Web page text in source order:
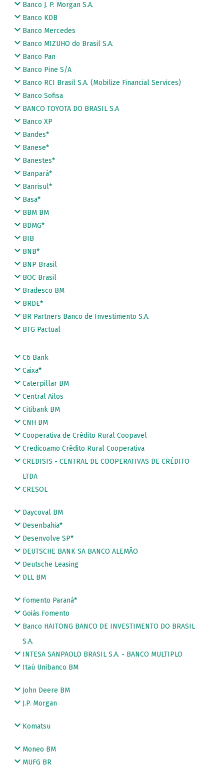
Banco J. P. Morgan S.A.
Banco KDB
Banco Mercedes
Banco MIZUHO do Brasil S.A.
Banco Pan
Banco Pine S/A
Banco RCI Brasil S.A. (Mobilize Financial Services)
Banco Sofisa
BANCO TOYOTA DO BRASIL S.A
Banco XP
Bandes*
Banese*
Banestes*
Banpará*
Banrisul*
Basa*
BBM BM
BDMG*
BIB
BNB*
BNP Brasil
BOC Brasil
Bradesco BM
BRDE*
BR Partners Banco de Investimento S.A.
BTG Pactual
C6 Bank
Caixa*
Caterpillar BM
Central Ailos
Citibank BM
CNH BM
Cooperativa de Crédito Rural Coopavel
Credicoamo Crédito Rural Cooperativa
CREDISIS - CENTRAL DE COOPERATIVAS DE CRÉDITO
LTDA
CRESOL
Daycoval BM
Desenbahia*
Desenvolve SP*
DEUTSCHE BANK SA BANCO ALEMÃO
Deutsche Leasing
DLL BM
Fomento Paraná*
Goiás Fomento
Banco HAITONG BANCO DE INVESTIMENTO DO BRASIL
S.A.
INTESA SANPAOLO BRASIL S.A. - BANCO MULTIPLO
Itaú Unibanco BM
John Deere BM
J.P. Morgan
Komatsu
Moneo BM
MUFG BR